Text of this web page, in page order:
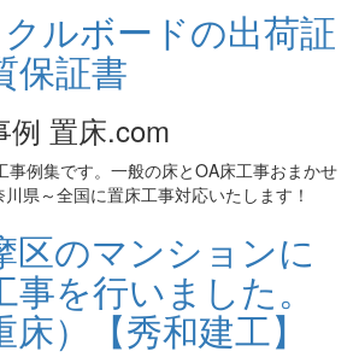
例 置床.com
事例集です。一般の床とOA床工事おまかせ
県～全国に置床工事対応いたします！
区のマンションに
を行いました。
床）【秀和建工】